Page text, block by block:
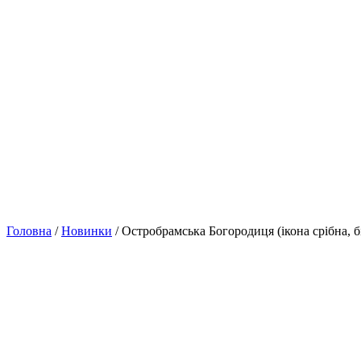
Головна /Новинки / Остробрамська Богородиця (ікона срібна,